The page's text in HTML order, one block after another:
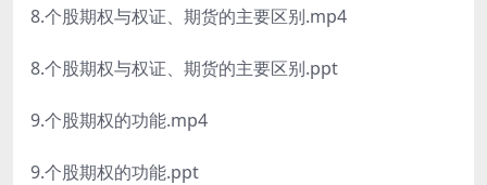
8.个股期权与权证、期货的主要区别.mp4
8.个股期权与权证、期货的主要区别.ppt
9.个股期权的功能.mp4
9.个股期权的功能.ppt